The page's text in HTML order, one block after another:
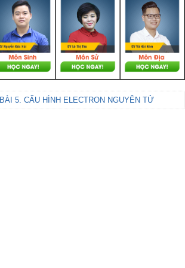
BÀI 5. CẤU HÌNH ELECTRON NGUYÊN TỬ